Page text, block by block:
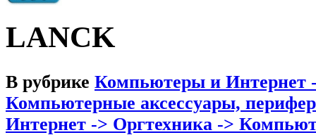
LANCK
В рубрике Компьютеры и
Компьютерные аксессуары,
Интернет -> Оргтехника ->